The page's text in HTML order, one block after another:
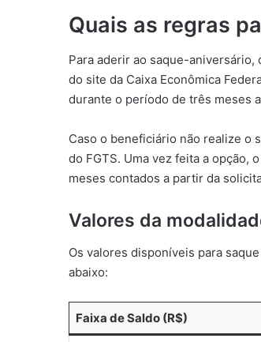
Quais as regras
Para aderir ao saque-
do site da Caixa Econômica
durante o período de três meses
Caso o beneficiário não realize o
do FGTS. Uma vez feita a opção,
meses contados a partir da
Valores da
Os valores disponíveis para
abaixo:
Faixa de Saldo (R$)